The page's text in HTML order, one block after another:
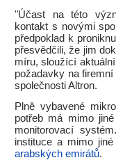
"Účast na této
kontakt s novými
předpoklad k
přesvědčili, že jim
míru, sloužící
požadavky na firemní
společnosti Altron.
Plně vybavené
potřeb má mimo
monitorovací
instituce a mimo
arabských emirátů.